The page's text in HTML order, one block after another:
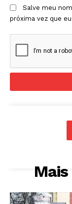
Salve meu
próxima vez que